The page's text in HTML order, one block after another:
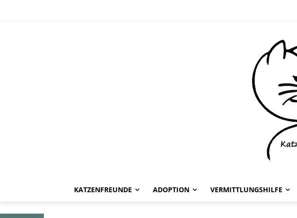
KATZENFREUNDE ADOPTION VERMITTLUNGSHILFE
Divna -vermittelt-